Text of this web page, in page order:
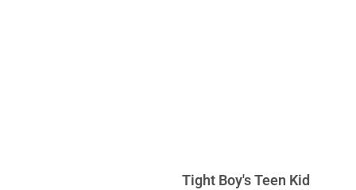
Tight Boy's Teen Kid